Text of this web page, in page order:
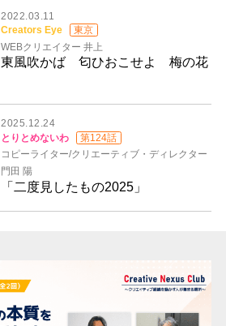
2022.03.11
Creators Eye
東京
WEBクリエイター 井上
東風吹かば 匂ひおこせよ 梅の花
2025.12.24
とりとめないわ
第124話
コピーライター/クリエーティブ・ディレクター
門田 陽
「二度見したもの2025」